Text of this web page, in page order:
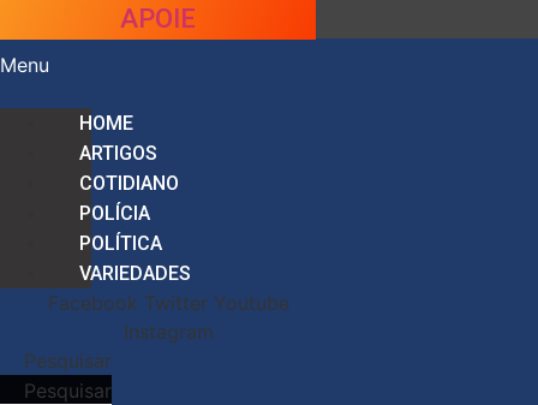
APOIE
Menu
HOME
ARTIGOS
COTIDIANO
POLÍCIA
POLÍTICA
VARIEDADES
Facebook Twitter Youtube
Instagram
Pesquisar
Pesquisar